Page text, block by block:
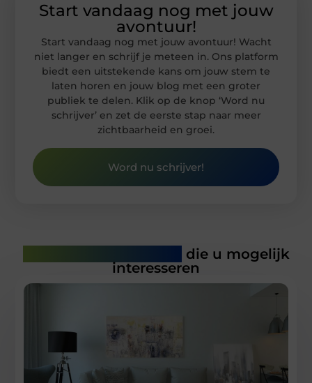
Start vandaag nog met jouw
avontuur!
Start vandaag nog met jouw avontuur! Wacht
niet langer en schrijf je meteen in. Ons platform
biedt een uitstekende kans om jouw stem te
laten horen en jouw blog met een groter
publiek te delen. Klik op de knop ‘Word nu
schrijver’ en zet de eerste stap naar meer
zichtbaarheid en groei.
Word nu schrijver!
die u mogelijk
interesseren